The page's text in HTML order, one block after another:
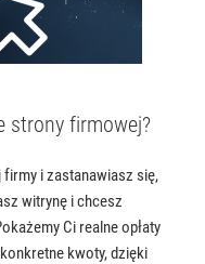
strony firmowej?
i zastanawiasz się,
witrynę i chcesz
Ci realne opłaty
kwoty, dzięki